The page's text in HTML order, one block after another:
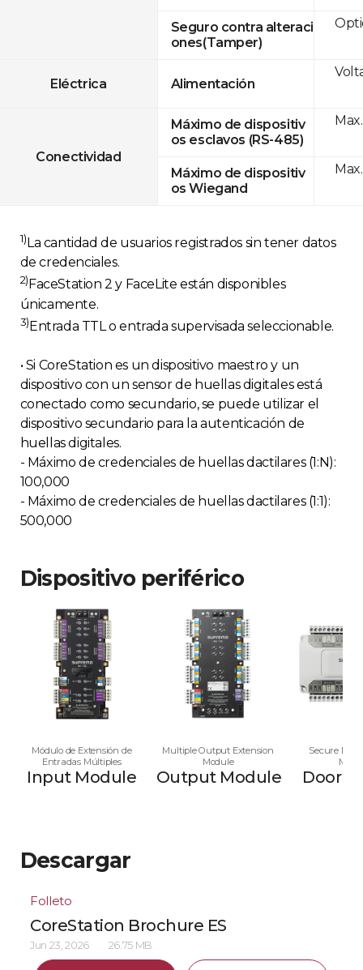
Seguro contra alteraci
ones(Tamper)
Eléctrica Alimentación
Conectividad
Máximo de dispositiv
os esclavos (RS-485)
Máximo de dispositiv
os Wiegand
1) La cantidad de usuarios registrados sin tener datos
de credenciales.
2) FaceStation 2 y FaceLite están disponibles
únicamente.
3)Entrada TTL o entrada supervisada seleccionable.
• Si CoreStation es un dispositivo maestro y un
dispositivo con un sensor de huellas digitales está
conectado como secundario, se puede utilizar el
dispositivo secundario para la autenticación de
huellas digitales.
- Máximo de credenciales de huellas dactilares (1:N):
100,000
- Máximo de credenciales de huellas dactilares (1:1):
500,000
Dispositivo periférico
Módulo de Extensión de
Entradas Múltiples
Input Module
Multiple Output Extension
Module
Output Module
Secure
Door
Descargar
Folleto
CoreStation Brochure ES
Jun 23, 2026 26.75 MB